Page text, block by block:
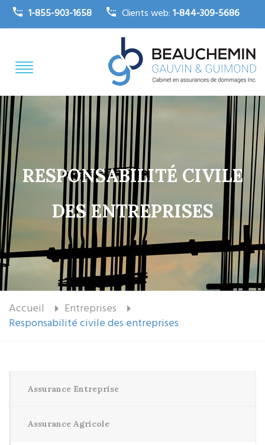
1-855-903-1658 Clients web:1-844-309-5686
RESPONSABILITÉ CIVILE
DES ENTREPRISES
Accueil
Entreprises
Responsabilité civile des entreprises
Assurance Entreprise
Assurance Agricole